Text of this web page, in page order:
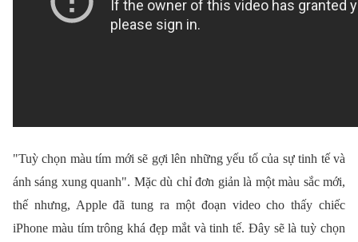
"Tuỳ chọn màu tím mới sẽ gợi lên những yếu tố của sự tinh tế và
ánh sáng xung quanh". Mặc dù chỉ đơn giản là một màu sắc mới,
thế nhưng, Apple đã tung ra một đoạn video cho thấy chiếc
iPhone màu tím trông khá đẹp mắt và tinh tế. Đây sẽ là tuỳ chọn